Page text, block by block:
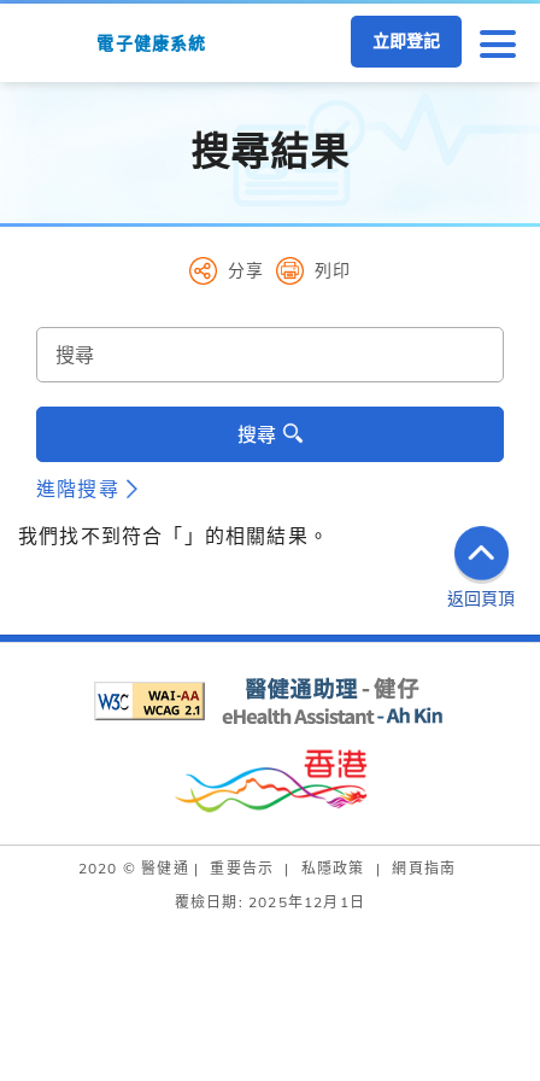
電子健康系統 立即登記
搜尋結果
分享 列印
搜尋
進階搜尋
我們找不到符合「」的相關結果。
返回頁頂
2020 © 醫健通 | 重要告示 | 私隱政策 |
網頁指南
覆檢日期: 2025年12月1日